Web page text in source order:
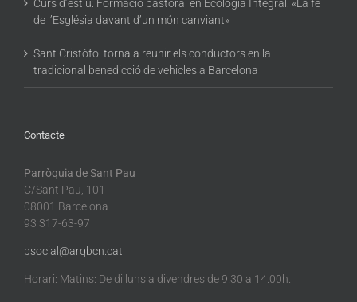
Curs d’estiu: Formació pastoral en Ecologia Integral: «La fe
de l’Església davant d’un món canviant»
Sant Cristòfol torna a reunir els conductors en la
tradicional benedicció de vehicles a Barcelona
Contacte
Parròquia de Sant Pau
C/Sant Pau, 101
08001 Barcelona
93 317-63-97
psocial@arqbcn.cat
Horari: Matins: De dilluns a divendres de 9.30 a 14.00h.